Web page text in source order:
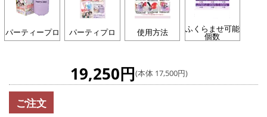
パーティープロ パーティプロ 使用方法 ふくらませ可能
個数
19,250円(本体 17,500円)
ご注文